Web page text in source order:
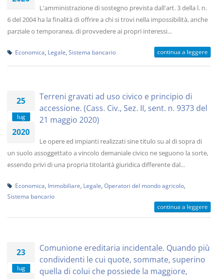
L'amministrazione di sostegno prevista dall'art. 3 della l. n.
6 del 2004 ha la finalità di offrire a chi si trovi nella impossibilità, anche
parziale o temporanea, di provvedere ai propri interessi...
Economica Legale Sistema bancario continua a leggere
25
lug
2020
Terreni gravati ad uso civico e principio di
accessione. (Cass. Civ., Sez. II, sent. n. 9373 del
21 maggio 2020)
Le opere ed impianti realizzati sine titulo su al di sopra di
un suolo assoggettato a vincolo demaniale civico ne seguono la sorte,
essendo privi di una propria titolarità giuridica differente dal...
Economica Immobiliare Legale Operatori del mondo agricolo
Sistema bancario
continua a leggere
23
lug
Comunione ereditaria incidentale. Quando più
condividenti le cui quote, sommate, superino
quella di colui che possiede la maggiore,